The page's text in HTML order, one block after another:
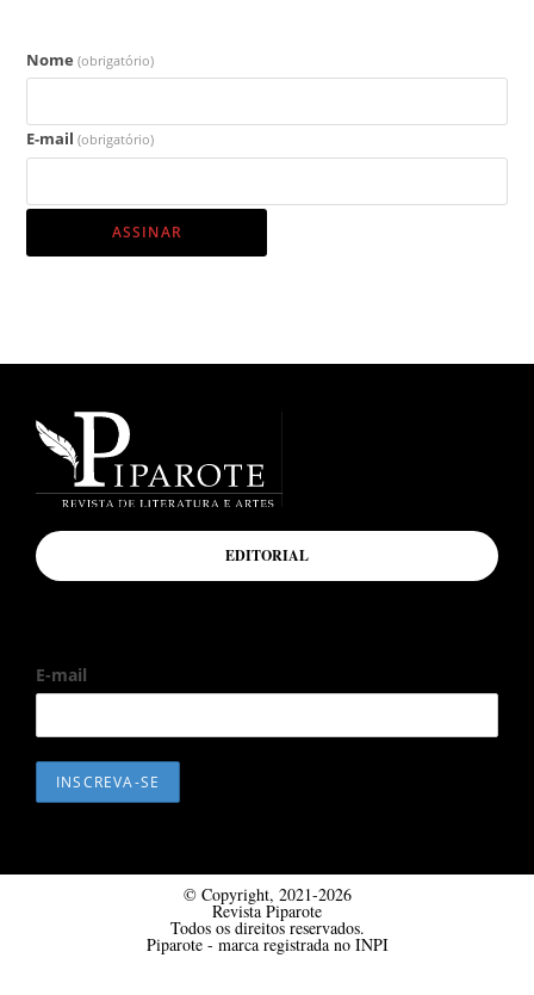
Nome (obrigatório)
E-mail (obrigatório)
ASSINAR
EDITORIAL
E-mail
© Copyright, 2021-2026
Revista Piparote
Todos os direitos reservados.
Piparote - marca registrada no INPI